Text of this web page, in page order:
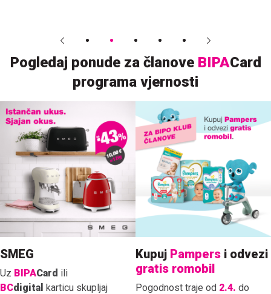
Pogledaj ponude za članove BIPACard
programa vjernosti
SMEG
Uz BIPACard ili
BCdigital karticu skupljaj
Kupuj Pampers i odvezi
gratis romobil
Pogodnost traje od 2.4. do